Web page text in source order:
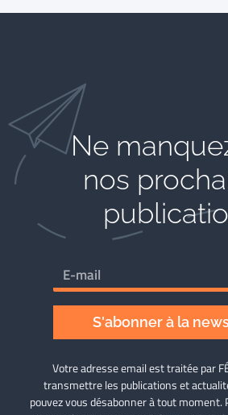
Ne
nos
S'abonner à la
Votre adresse email est traitée par
transmettre les publications et
pouvez vous désabonner à tout moment.